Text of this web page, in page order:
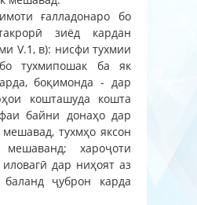
ғалладонаро бо
зиёд кардан
V.1, в): нисфи тухмии
тухмипошак ба як
боқимонда - дар
кошташуда кошта
байни донаҳо дар
тухмҳо яксон
хароҷоти
дар ниҳоят аз
ҷуброн карда